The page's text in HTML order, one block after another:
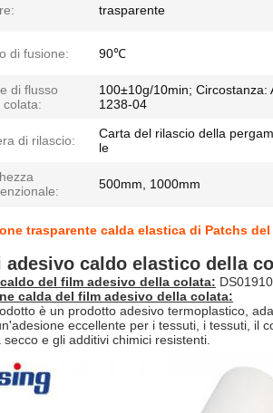
trasparente
di fusione: 90℃
di flusso
colata:
100±10g/10min; Circostanza:
1238-04
di rilascio:
Carta del rilascio della
le
500mm, 1000mm
trasparente calda elastica di Patchs
adesivo caldo elastico della
del film adesivo della colata:
calda del film adesivo della colata:
è un prodotto adesivo termoplastico,
eccellente per i tessuti, i tessuti, il
secco e gli additivi chimici resistenti.